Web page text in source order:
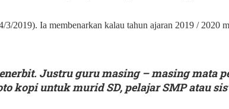
Ia membenarkan kalau tahun ajaran 2019 / 2020
Justru guru masing – masing mata
kopi untuk murid SD, pelajar SMP atau